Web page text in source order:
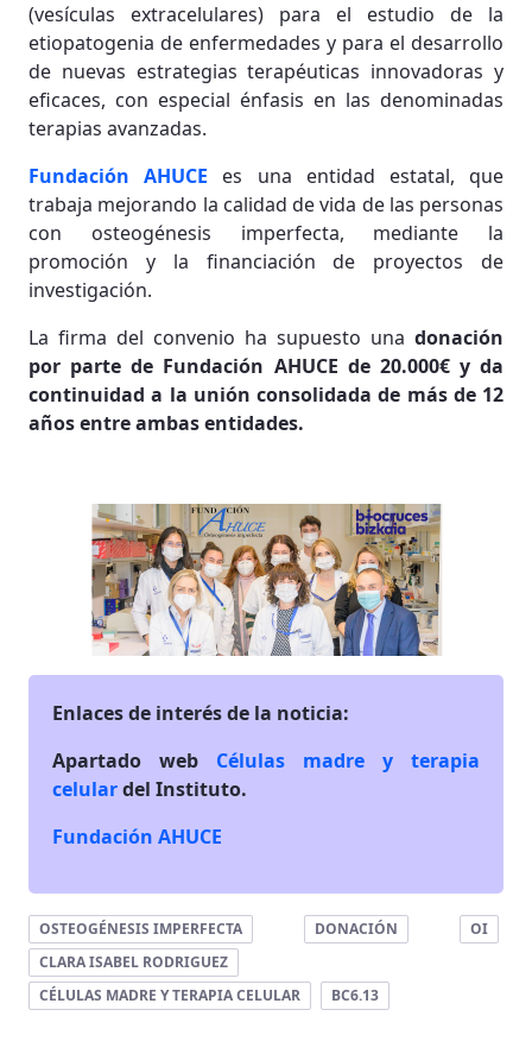
(vesículas extracelulares) para el estudio de la
etiopatogenia de enfermedades y para el desarrollo
de nuevas estrategias terapéuticas innovadoras y
eficaces, con especial énfasis en las denominadas
terapias avanzadas.
Fundación AHUCE es una entidad estatal, que
trabaja mejorando la calidad de vida de las personas
con osteogénesis imperfecta, mediante la
promoción y la financiación de proyectos de
investigación.
La firma del convenio ha supuesto una donación
por parte de Fundación AHUCE de 20.000€ y da
continuidad a la unión consolidada de más de 12
años entre ambas entidades.
Enlaces de interés de la noticia:
Apartado web Células madre y terapia
celulardel Instituto.
Fundación AHUCE
OSTEOGÉNESIS IMPERFECTA DONACIÓN
OI
CLARA ISABEL RODRIGUEZ
CÉLULAS MADRE Y TERAPIA CELULAR
BC6.13